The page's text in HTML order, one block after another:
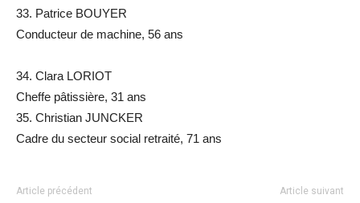
33. Patrice BOUYER
Conducteur de machine, 56 ans
34. Clara LORIOT
Cheffe pâtissière, 31 ans
35. Christian JUNCKER
Cadre du secteur social retraité, 71 ans
Article précédent Article suivant